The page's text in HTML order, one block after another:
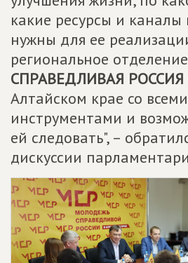
какие ресурсы и
нужны для ее
региональное
СПРАВЕДЛИВАЯ РОССИЯ
Алтайском крае со
инструментами и
ей следовать", –
дискуссии